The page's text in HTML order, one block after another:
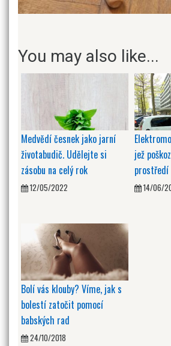
You may also like...
Medvědí česnek jako jarní
životabudič. Udělejte si
zásobu na celý rok
12/05/2022
jež
prostředí
14/06/
Bolí vás klouby? Víme, jak s
bolestí zatočit pomocí
babských rad
24/10/2018